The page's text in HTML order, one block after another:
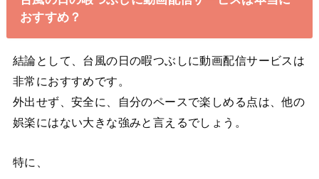
おすすめ？
結論として、台風の日の暇つぶしに動画配信サービスは
非常におすすめです。
外出せず、安全に、自分のペースで楽しめる点は、他の
娯楽にはない大きな強みと言えるでしょう。
特に、